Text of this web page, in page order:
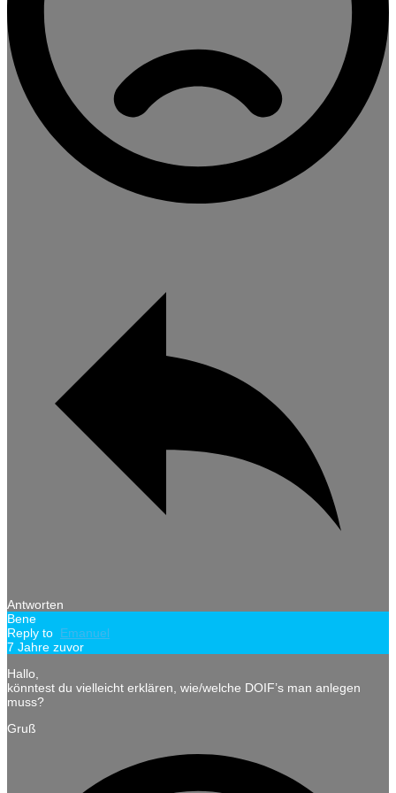
Antworten
Bene
Reply to Emanuel
7 Jahre zuvor
Hallo,
könntest du vielleicht erklären, wie/welche DOIF’s man anlegen
muss?
Gruß